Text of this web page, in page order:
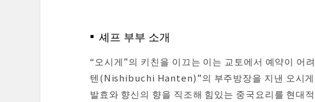
셰프 부부 소개
“오시게”의 키친을 이끄는 이는 교토에서 예약이 어
텐(Nishibuchi Hanten)”의 부주방장을 지낸 오시게
발효와 향신의 향을 직조해 힘있는 중국요리를 현대